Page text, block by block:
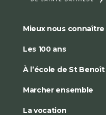
Mieux nous connaître
Les 100 ans
À l’école de St Benoît
Marcher ensemble
La vocation